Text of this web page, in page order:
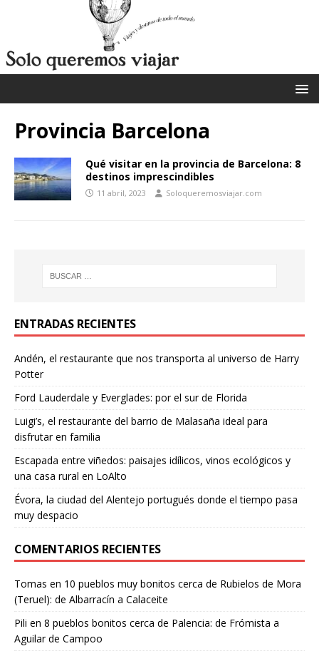
Provincia Barcelona
Qué visitar en la provincia de Barcelona: 8
destinos imprescindibles
11 abril, 2023 Soloqueremosviajar.com
ENTRADAS RECIENTES
Andén, el restaurante que nos transporta al universo de Harry
Potter
Ford Lauderdale y Everglades: por el sur de Florida
Luigi’s, el restaurante del barrio de Malasaña ideal para
disfrutar en familia
Escapada entre viñedos: paisajes idílicos, vinos ecológicos y
una casa rural en LoAlto
Évora, la ciudad del Alentejo portugués donde el tiempo pasa
muy despacio
COMENTARIOS RECIENTES
Tomas en 10 pueblos muy bonitos cerca de Rubielos de Mora
(Teruel): de Albarracín a Calaceite
Pili en 8 pueblos bonitos cerca de Palencia: de Frómista a
Aguilar de Campoo